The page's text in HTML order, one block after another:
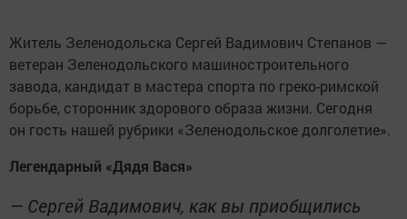
Житель Зеленодольска Сергей Вадимович Степанов —
ветеран Зеленодольского машиностроительного
завода, кандидат в мастера спорта по греко-римской
борьбе, сторонник здорового образа жизни. Сегодня
он гость нашей рубрики «Зеленодольское долголетие».
Легендарный «Дядя Вася»
— Сергей Вадимович, как вы приобщились